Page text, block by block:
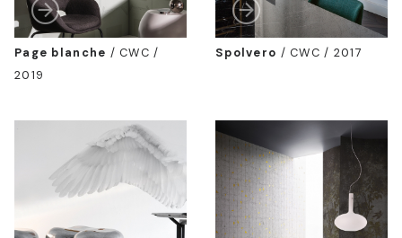
Page blanche /CWC /
2019
Spolvero /CWC / 2017